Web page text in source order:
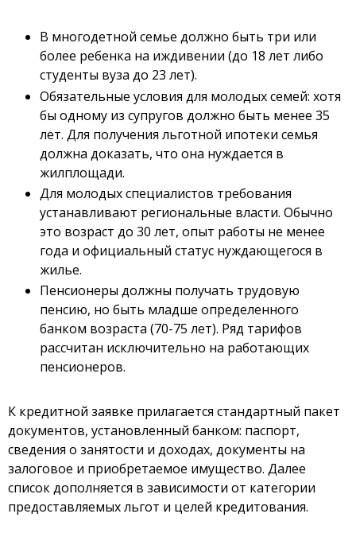
В многодетной семье должно быть три или
более ребенка на иждивении (до 18 лет либо
студенты вуза до 23 лет).
Обязательные условия для молодых семей: хотя
бы одному из супругов должно быть менее 35
лет. Для получения льготной ипотеки семья
должна доказать, что она нуждается в
жилплощади.
Для молодых специалистов требования
устанавливают региональные власти. Обычно
это возраст до 30 лет, опыт работы не менее
года и официальный статус нуждающегося в
жилье.
Пенсионеры должны получать трудовую
пенсию, но быть младше определенного
банком возраста (70-75 лет). Ряд тарифов
рассчитан исключительно на работающих
пенсионеров.
К кредитной заявке прилагается стандартный пакет
документов, установленный банком: паспорт,
сведения о занятости и доходах, документы на
залоговое и приобретаемое имущество. Далее
список дополняется в зависимости от категории
предоставляемых льгот и целей кредитования.